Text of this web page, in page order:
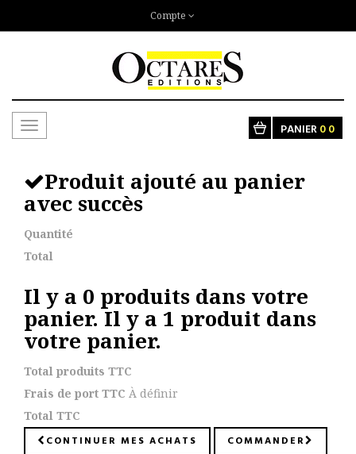
Compte
Toggle
PANIER00
Produit ajouté au panier
avec succès
Quantité
Total
Il y a 0 produits dans votre
panier.Il y a 1 produit dans
votre panier.
Total produits TTC
Frais de port TTC À définir
Total TTC
CONTINUER MES ACHATS COMMANDER